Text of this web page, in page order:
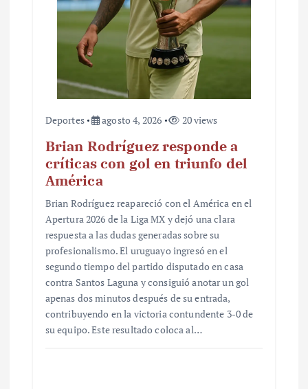
Deportes agosto 4, 2026 20 views
Brian Rodríguez responde a
críticas con gol en triunfo del
América
Brian Rodríguez reapareció con el América en el
Apertura 2026 de la Liga MX y dejó una clara
respuesta a las dudas generadas sobre su
profesionalismo. El uruguayo ingresó en el
segundo tiempo del partido disputado en casa
contra Santos Laguna y consiguió anotar un gol
apenas dos minutos después de su entrada,
contribuyendo en la victoria contundente 3-0 de
su equipo. Este resultado coloca al…